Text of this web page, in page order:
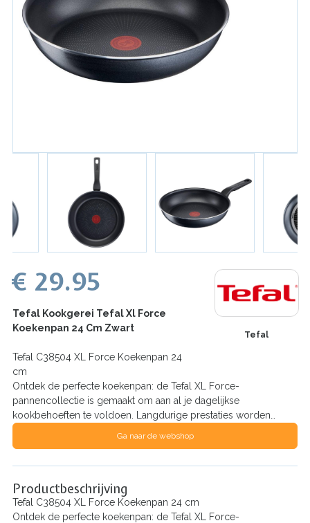
Tefal
€ 29.95
Tefal Kookgerei Tefal Xl Force
Koekenpan 24 Cm Zwart
Tefal C38504 XL Force Koekenpan 24
cm
Ontdek de perfecte koekenpan: de Tefal XL Force-
pannencollectie is gemaakt om aan al je dagelijkse
kookbehoeften te voldoen. Langdurige prestaties worden…
Ga naar de webshop
Productbeschrijving
Tefal C38504 XL Force Koekenpan 24 cm
Ontdek de perfecte koekenpan: de Tefal XL Force-